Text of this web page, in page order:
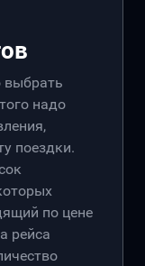
выбрать
надо
поездки.
по цене
рейса